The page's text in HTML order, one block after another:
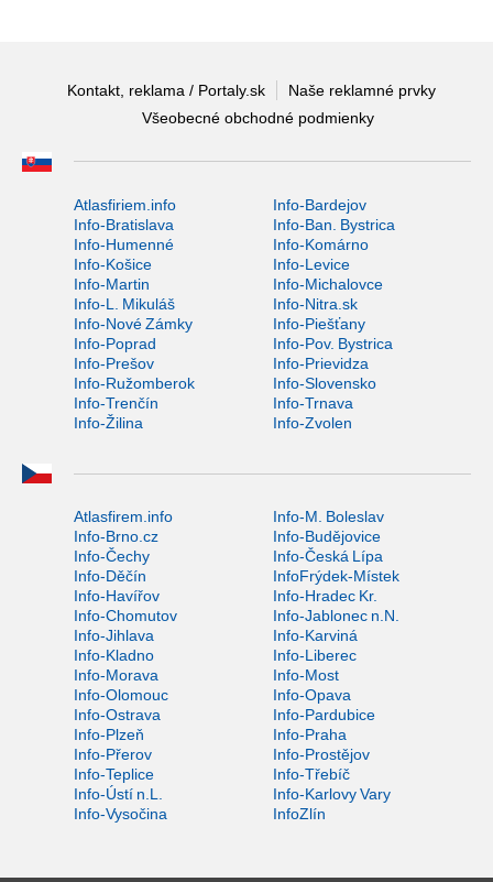
Kontakt, reklama / Portaly.sk
Naše reklamné prvky
Všeobecné obchodné podmienky
Atlasfiriem.info
Info-Bardejov
Info-Bratislava
Info-Ban. Bystrica
Info-Humenné
Info-Komárno
Info-Košice
Info-Levice
Info-Martin
Info-Michalovce
Info-L. Mikuláš
Info-Nitra.sk
Info-Nové Zámky
Info-Piešťany
Info-Poprad
Info-Pov. Bystrica
Info-Prešov
Info-Prievidza
Info-Ružomberok
Info-Slovensko
Info-Trenčín
Info-Trnava
Info-Žilina
Info-Zvolen
Atlasfirem.info
Info-M. Boleslav
Info-Brno.cz
Info-Budějovice
Info-Čechy
Info-Česká Lípa
Info-Děčín
InfoFrýdek-Místek
Info-Havířov
Info-Hradec Kr.
Info-Chomutov
Info-Jablonec n.N.
Info-Jihlava
Info-Karviná
Info-Kladno
Info-Liberec
Info-Morava
Info-Most
Info-Olomouc
Info-Opava
Info-Ostrava
Info-Pardubice
Info-Plzeň
Info-Praha
Info-Přerov
Info-Prostějov
Info-Teplice
Info-Třebíč
Info-Ústí n.L.
Info-Karlovy Vary
Info-Vysočina
InfoZlín